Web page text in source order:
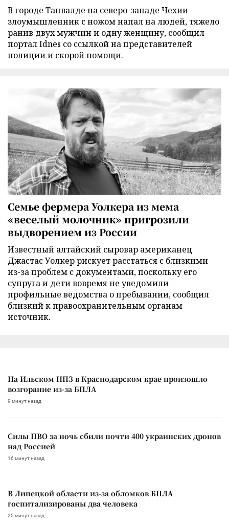
В городе Танвалде на северо-западе Чехии
злоумышленник с ножом напал на людей, тяжело
ранив двух мужчин и одну женщину, сообщил
портал Idnes со ссылкой на представителей
полиции и скорой помощи.
Семье фермера Уолкера из мема
«веселый молочник» пригрозили
выдворением из России
Известный алтайский сыровар американец
Джастас Уолкер рискует расстаться с близкими
из-за проблем с документами, поскольку его
супруга и дети вовремя не уведомили
профильные ведомства о пребывании, сообщил
близкий к правоохранительным органам
источник.
На Ильском НПЗ в Краснодарском крае произошло
возгорание из-за БПЛА
9 минут назад
Силы ПВО за ночь сбили почти 400 украинских дронов
над Россией
16 минут назад
В Липецкой области из-за обломков БПЛА
госпитализированы два человека
25 минут назад